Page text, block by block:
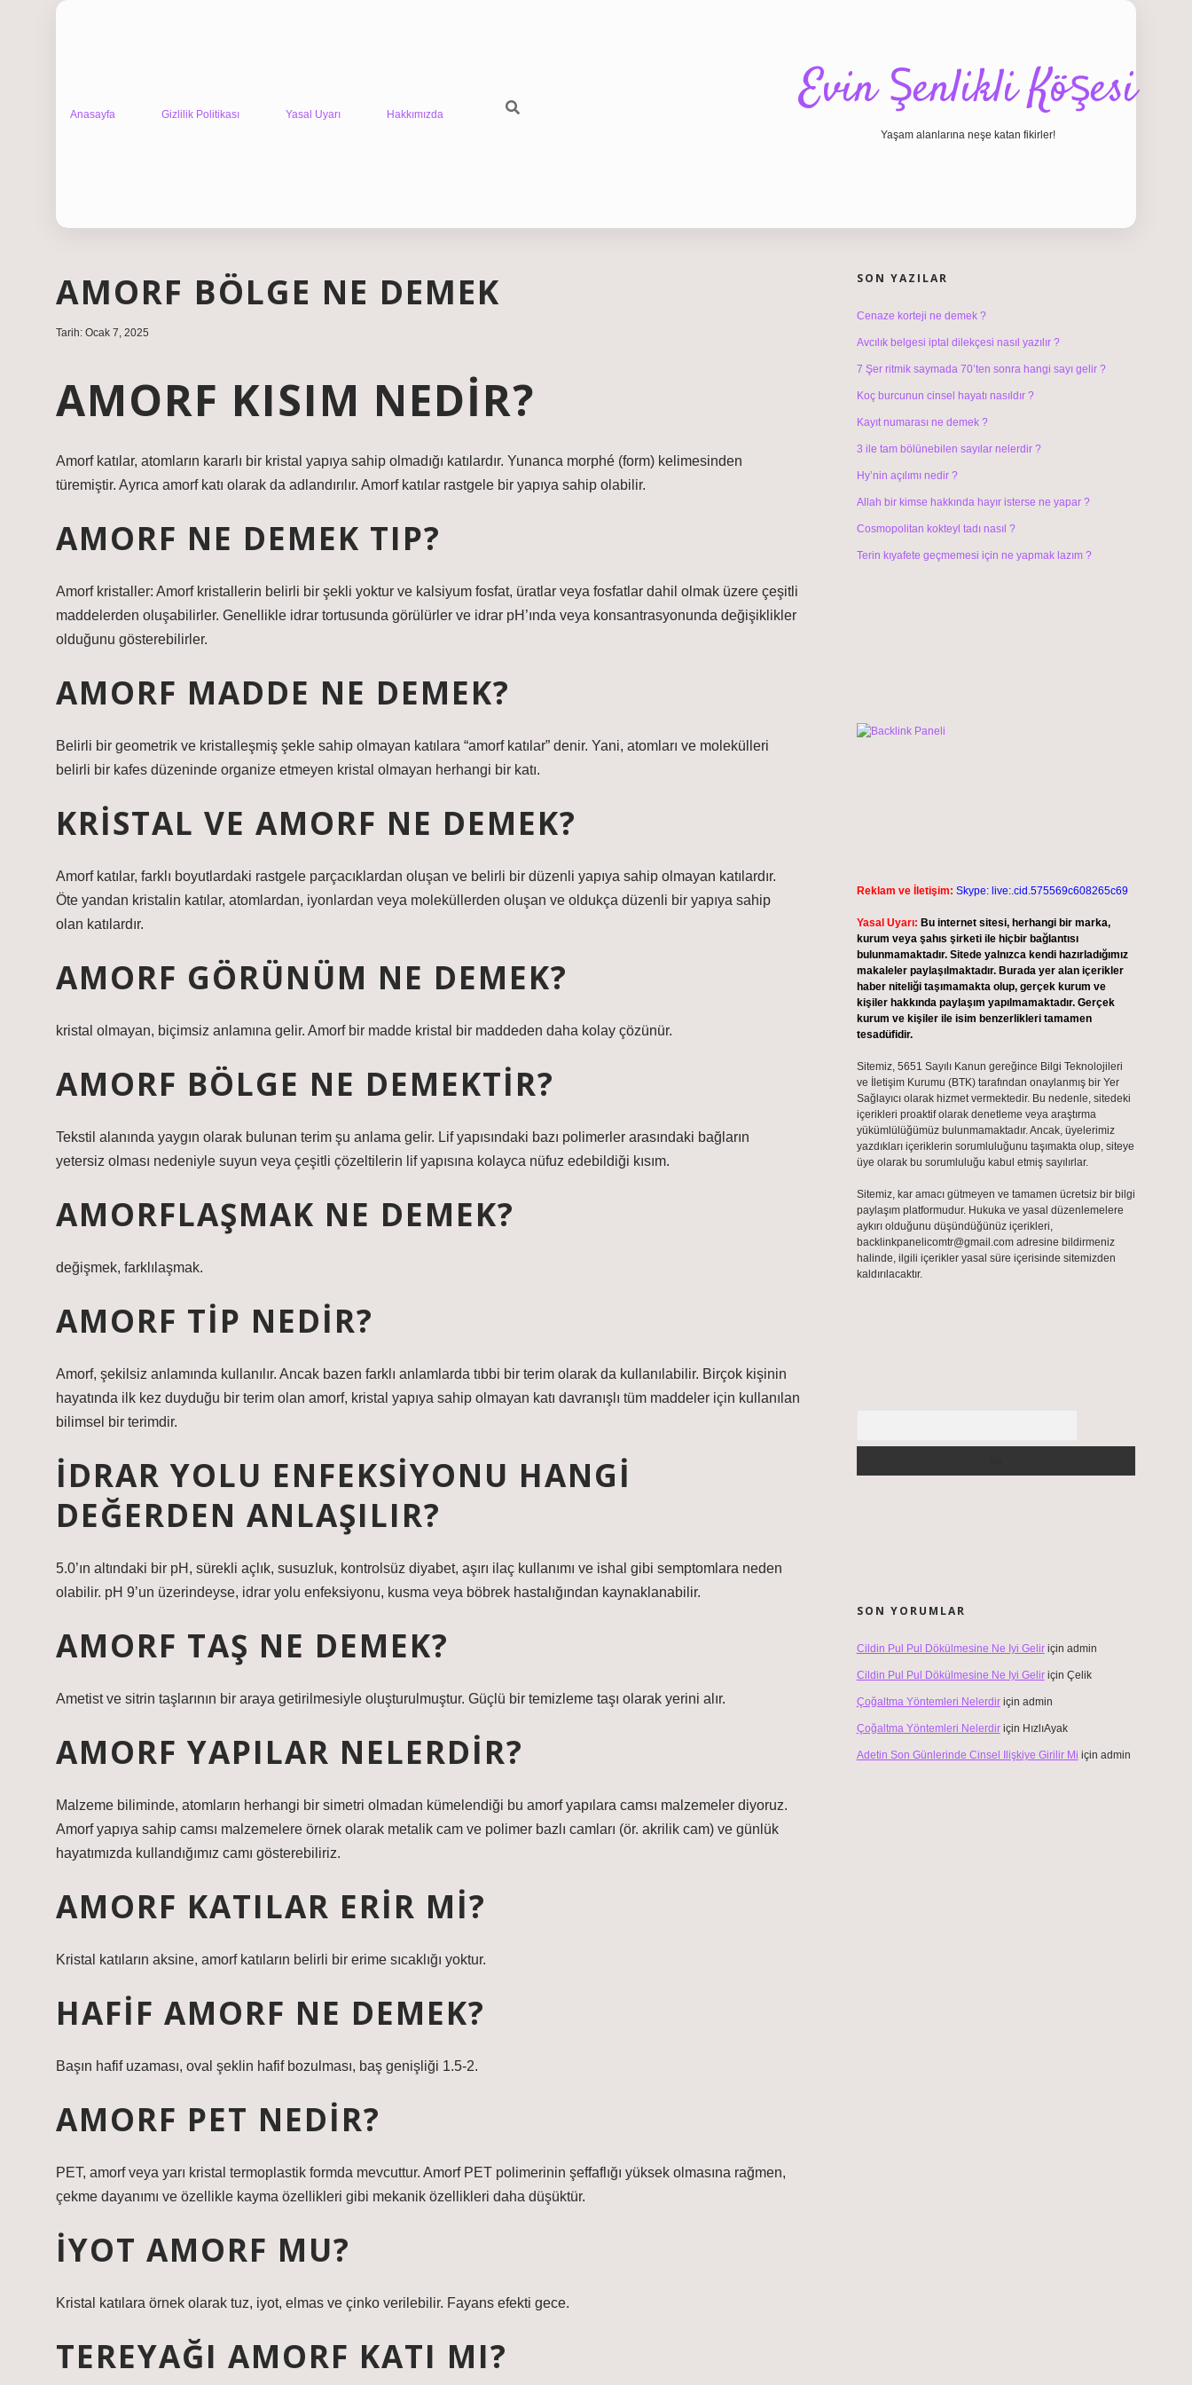
Anasayfa Gizlilik Politikası Yasal Uyarı Hakkımızda Evin Şenlikli Köşesi
Yaşam alanlarına neşe katan fikirler!
AMORF BÖLGE NE DEMEK
Tarih: Ocak 7, 2025
AMORF KISIM NEDIR?
Amorf katılar, atomların kararlı bir kristal yapıya sahip olmadığı katılardır. Yunanca morphé (form) kelimesinden
türemiştir. Ayrıca amorf katı olarak da adlandırılır. Amorf katılar rastgele bir yapıya sahip olabilir.
AMORF NE DEMEK TIP?
Amorf kristaller: Amorf kristallerin belirli bir şekli yoktur ve kalsiyum fosfat, üratlar veya fosfatlar dahil olmak üzere çeşitli
maddelerden oluşabilirler. Genellikle idrar tortusunda görülürler ve idrar pH’ında veya konsantrasyonunda değişiklikler
olduğunu gösterebilirler.
AMORF MADDE NE DEMEK?
Belirli bir geometrik ve kristalleşmiş şekle sahip olmayan katılara “amorf katılar” denir. Yani, atomları ve molekülleri
belirli bir kafes düzeninde organize etmeyen kristal olmayan herhangi bir katı.
KRISTAL VE AMORF NE DEMEK?
Amorf katılar, farklı boyutlardaki rastgele parçacıklardan oluşan ve belirli bir düzenli yapıya sahip olmayan katılardır.
Öte yandan kristalin katılar, atomlardan, iyonlardan veya moleküllerden oluşan ve oldukça düzenli bir yapıya sahip
olan katılardır.
AMORF GÖRÜNÜM NE DEMEK?
kristal olmayan, biçimsiz anlamına gelir. Amorf bir madde kristal bir maddeden daha kolay çözünür.
AMORF BÖLGE NE DEMEKTIR?
Tekstil alanında yaygın olarak bulunan terim şu anlama gelir. Lif yapısındaki bazı polimerler arasındaki bağların
yetersiz olması nedeniyle suyun veya çeşitli çözeltilerin lif yapısına kolayca nüfuz edebildiği kısım.
AMORFLAŞMAK NE DEMEK?
değişmek, farklılaşmak.
AMORF TIP NEDIR?
Amorf, şekilsiz anlamında kullanılır. Ancak bazen farklı anlamlarda tıbbi bir terim olarak da kullanılabilir. Birçok kişinin
hayatında ilk kez duyduğu bir terim olan amorf, kristal yapıya sahip olmayan katı davranışlı tüm maddeler için kullanılan
bilimsel bir terimdir.
İDRAR YOLU ENFEKSIYONU HANGI
DEĞERDEN ANLAŞILIR?
5.0’ın altındaki bir pH, sürekli açlık, susuzluk, kontrolsüz diyabet, aşırı ilaç kullanımı ve ishal gibi semptomlara neden
olabilir. pH 9’un üzerindeyse, idrar yolu enfeksiyonu, kusma veya böbrek hastalığından kaynaklanabilir.
AMORF TAŞ NE DEMEK?
Ametist ve sitrin taşlarının bir araya getirilmesiyle oluşturulmuştur. Güçlü bir temizleme taşı olarak yerini alır.
AMORF YAPILAR NELERDIR?
Malzeme biliminde, atomların herhangi bir simetri olmadan kümelendiği bu amorf yapılara camsı malzemeler diyoruz.
Amorf yapıya sahip camsı malzemelere örnek olarak metalik cam ve polimer bazlı camları (ör. akrilik cam) ve günlük
hayatımızda kullandığımız camı gösterebiliriz.
AMORF KATILAR ERIR MI?
Kristal katıların aksine, amorf katıların belirli bir erime sıcaklığı yoktur.
HAFIF AMORF NE DEMEK?
Başın hafif uzaması, oval şeklin hafif bozulması, baş genişliği 1.5-2.
AMORF PET NEDIR?
PET, amorf veya yarı kristal termoplastik formda mevcuttur. Amorf PET polimerinin şeffaflığı yüksek olmasına rağmen,
çekme dayanımı ve özellikle kayma özellikleri gibi mekanik özellikleri daha düşüktür.
İYOT AMORF MU?
Kristal katılara örnek olarak tuz, iyot, elmas ve çinko verilebilir. Fayans efekti gece.
TEREYAĞI AMORF KATI MI?
SON YAZILAR
Cenaze korteji ne demek ?
Avcılık belgesi iptal dilekçesi nasıl yazılır ?
7 Şer ritmik saymada 70’ten sonra hangi sayı gelir ?
Koç burcunun cinsel hayatı nasıldır ?
Kayıt numarası ne demek ?
3 ile tam bölünebilen sayılar nelerdir ?
Hy’nin açılımı nedir ?
Allah bir kimse hakkında hayır isterse ne yapar ?
Cosmopolitan kokteyl tadı nasıl ?
Terin kıyafete geçmemesi için ne yapmak lazım ?
Reklam ve İletişim: Skype: live:.cid.575569c608265c69
Yasal Uyarı: Bu internet sitesi, herhangi bir marka,
kurum veya şahıs şirketi ile hiçbir bağlantısı
bulunmamaktadır. Sitede yalnızca kendi hazırladığımız
makaleler paylaşılmaktadır. Burada yer alan içerikler
haber niteliği taşımamakta olup, gerçek kurum ve
kişiler hakkında paylaşım yapılmamaktadır. Gerçek
kurum ve kişiler ile isim benzerlikleri tamamen
tesadüfidir.
Sitemiz, 5651 Sayılı Kanun gereğince Bilgi Teknolojileri
ve İletişim Kurumu (BTK) tarafından onaylanmış bir Yer
Sağlayıcı olarak hizmet vermektedir. Bu nedenle, sitedeki
içerikleri proaktif olarak denetleme veya araştırma
yükümlülüğümüz bulunmamaktadır. Ancak, üyelerimiz
yazdıkları içeriklerin sorumluluğunu taşımakta olup, siteye
üye olarak bu sorumluluğu kabul etmiş sayılırlar.
Sitemiz, kar amacı gütmeyen ve tamamen ücretsiz bir bilgi
paylaşım platformudur. Hukuka ve yasal düzenlemelere
aykırı olduğunu düşündüğünüz içerikleri,
backlinkpanelicomtr@gmail.comadresine bildirmeniz
halinde, ilgili içerikler yasal süre içerisinde sitemizden
kaldırılacaktır.
SON YORUMLAR
Cildin Pul Pul Dökülmesine Ne Iyi Geliriçin admin
Cildin Pul Pul Dökülmesine Ne Iyi Geliriçin Çelik
Çoğaltma Yöntemleri Nelerdiriçin admin
Çoğaltma Yöntemleri Nelerdiriçin HızlıAyak
Adetin Son Günlerinde Cinsel Ilişkiye Girilir Mi için admin